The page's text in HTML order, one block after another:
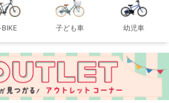
子ども車 幼児車